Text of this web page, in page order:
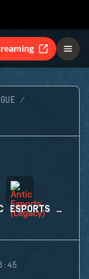
ANTIC ESPORTS (LEGACY)